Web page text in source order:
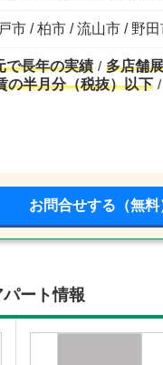
市 / 柏市 / 流山市 / 野
で長年の実績 多店舗
の半月分（税抜）以下
お問合せする（無料
ート情報